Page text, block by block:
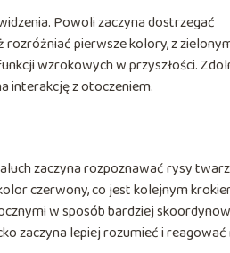
Powoli zaczyna dostrzegać
rozróżniać pierwsze kolory, z
wzrokowych w przyszłości.
interakcję z otoczeniem.
zaczyna rozpoznawać rysy
czerwony, co jest kolejnym
w sposób bardziej
zaczyna lepiej rozumieć i reagować